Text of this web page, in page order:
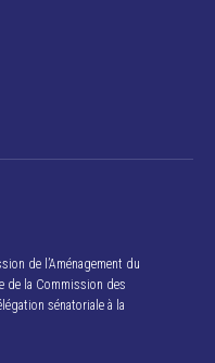
de l’Aménagement du
de la Commission des
sénatoriale à la